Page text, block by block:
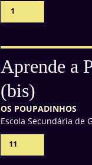
1
Aprende a
(bis)
OS POUPADINHOS
Escola Secundária de
11